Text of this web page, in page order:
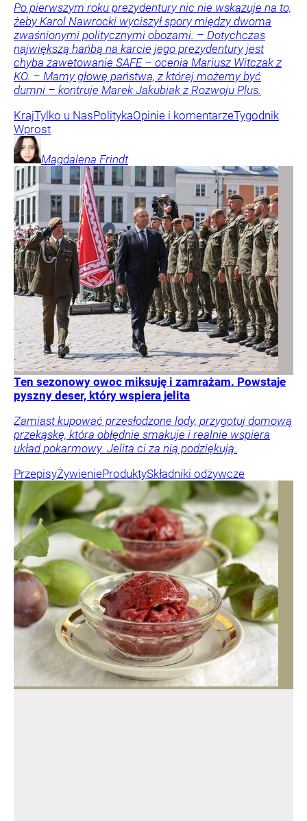
Po pierwszym roku prezydentury nic nie wskazuje na to,
żeby Karol Nawrocki wyciszył spory między dwoma
zwaśnionymi politycznymi obozami. – Dotychczas
największą hańbą na karcie jego prezydentury jest
chyba zawetowanie SAFE – ocenia Mariusz Witczak z
KO. – Mamy głowę państwa, z której możemy być
dumni – kontruje Marek Jakubiak z Rozwoju Plus.
KrajTylko u NasPolitykaOpinie i komentarzeTygodnik
Wprost
Magdalena Frindt
Ten sezonowy owoc miksuję i zamrażam. Powstaje
pyszny deser, który wspiera jelita
Zamiast kupować przesłodzone lody, przygotuj domową
przekąskę, która obłędnie smakuje i realnie wspiera
układ pokarmowy. Jelita ci za nią podziękują.
PrzepisyŻywienieProduktySkładniki odżywcze